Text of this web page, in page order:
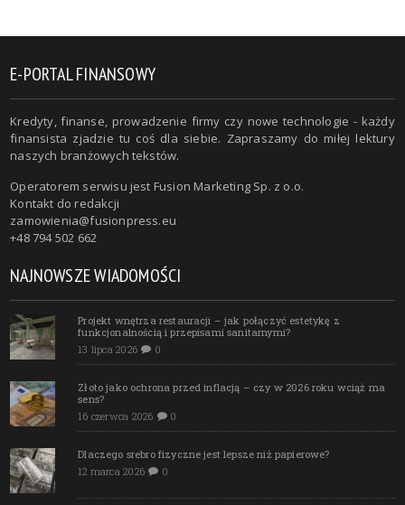
E-PORTAL FINANSOWY
Kredyty, finanse, prowadzenie firmy czy nowe technologie - każdy
finansista zjadzie tu coś dla siebie. Zapraszamy do miłej lektury
naszych branżowych tekstów.
Operatorem serwisu jest Fusion Marketing Sp. z o.o.
Kontakt do redakcji
zamowienia@fusionpress.eu
+48 794 502 662
NAJNOWSZE WIADOMOŚCI
Projekt wnętrza restauracji – jak połączyć estetykę z
funkcjonalnością i przepisami sanitarnymi?
13 lipca 2026
0
Złoto jako ochrona przed inflacją – czy w 2026 roku wciąż ma
sens?
16 czerwca 2026
0
Dlaczego srebro fizyczne jest lepsze niż papierowe?
12 marca 2026
0